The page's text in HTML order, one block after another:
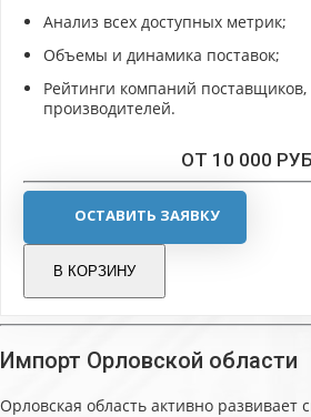
Анализ всех доступных метрик;
Объемы и динамика поставок;
Рейтинги компаний поставщиков,
производителей.
ОТ 10 000
ОСТАВИТЬ ЗАЯВКУ
В КОРЗИНУ
Импорт Орловской области
Орловская область активно развивает